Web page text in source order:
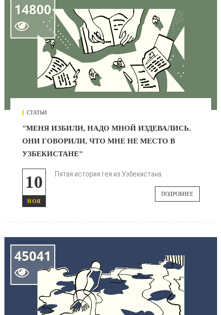
14800

СТАТЬИ
"МЕНЯ ИЗБИЛИ, НАДО МНОЙ ИЗДЕВАЛИСЬ.
ОНИ ГОВОРИЛИ, ЧТО МНЕ НЕ МЕСТО В
УЗБЕКИСТАНЕ"
10
НОЯ
Пятая история гея из Узбекистана.
ПОДРОБНЕЕ
45041
